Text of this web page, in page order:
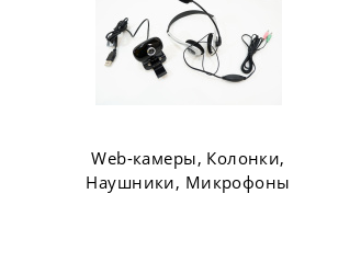
Компьютеры, Ноутбуки,
Планшеты